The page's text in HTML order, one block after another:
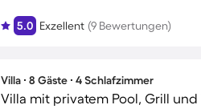
5.0 Exzellent (9 Bewertungen)
Villa ∙ 8 Gäste ∙ 4 Schlafzimmer
Villa mit privatem Pool, Grill und